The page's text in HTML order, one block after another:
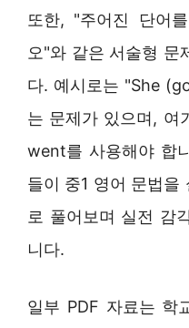
또한, "주어진 단어
오"와 같은 서술형 문
다. 예시로는 "She
는 문제가 있으며, 여
went를 사용해야 합
들이 중1 영어 문법을
로 풀어보며 실전 감
니다.
일부 PDF 자료는 학